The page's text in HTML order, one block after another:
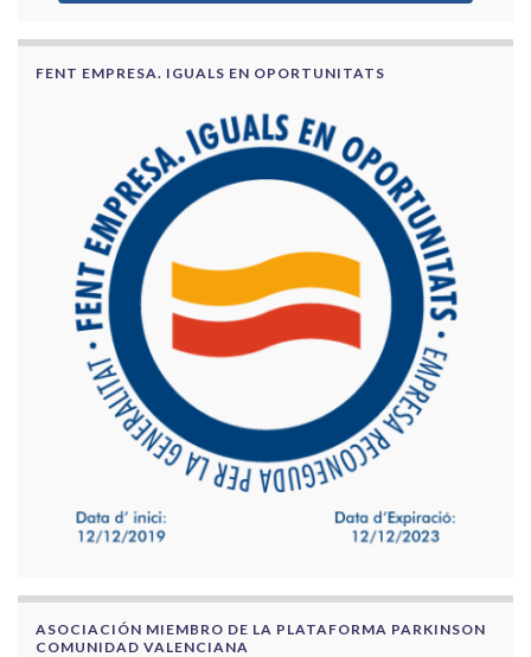
FENT EMPRESA. IGUALS EN OPORTUNITATS
ASOCIACIÓN MIEMBRO DE LA PLATAFORMA PARKINSON
COMUNIDAD VALENCIANA